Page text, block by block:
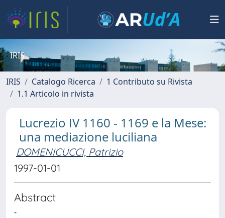
IRIS
IRIS Catalogo Ricerca
1 Contributo su Rivista
1.1 Articolo in rivista
Lucrezio IV 1160 - 1169 e la Mese:
una mediazione luciliana
DOMENICUCCI, Patrizio
1997-01-01
Abstract
-